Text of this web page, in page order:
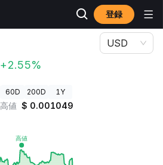
登録
+2.55%
USD
60D 200D 1Y
高値 $ 0.001049